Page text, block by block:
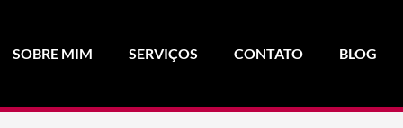
SOBRE MIM SERVIÇOS CONTATO BLOG